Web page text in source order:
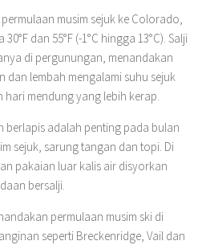
musim sejuk ke Colorado,
dan 55°F (-1°C hingga 13°C). Salji
di pergunungan, menandakan
dan lembah mengalami suhu sejuk
hari mendung yang lebih kerap.
berlapis adalah penting pada bulan
sejuk, sarung tangan dan topi. Di
pakaian luar kalis air disyorkan
bersalji.
permulaan musim ski di
seperti Breckenridge, Vail dan